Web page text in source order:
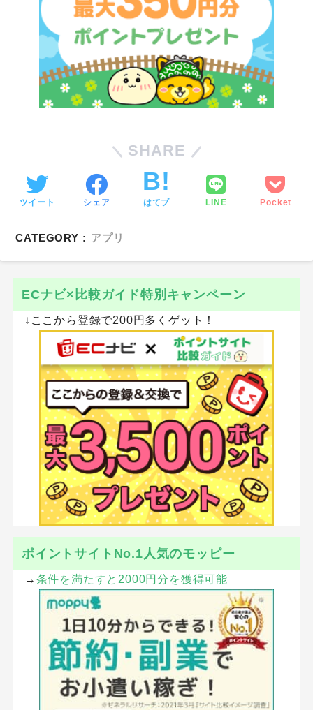
SHARE
ツイート シェア はてブ LINE Pocket
CATEGORY : アプリ
ECナビ×比較ガイド特別キャンペーン
↓ここから登録で200円多くゲット！
ポイントサイトNo.1人気のモッピー
→ 条件を満たすと2000円分を獲得可能